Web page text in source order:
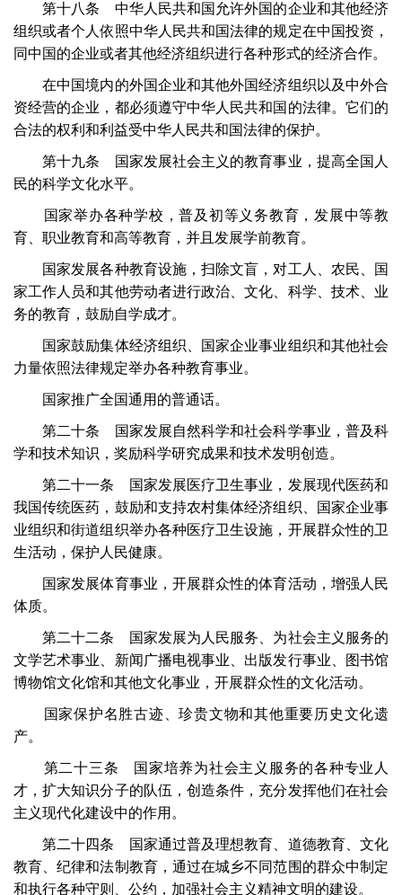
第十八条 中华人民共和国允许外国的企业和其他经济
组织或者个人依照中华人民共和国法律的规定在中国投资，
同中国的企业或者其他经济组织进行各种形式的经济合作。
在中国境内的外国企业和其他外国经济组织以及中外合
资经营的企业，都必须遵守中华人民共和国的法律。它们的
合法的权利和利益受中华人民共和国法律的保护。
第十九条 国家发展社会主义的教育事业，提高全国人
民的科学文化水平。
国家举办各种学校，普及初等义务教育，发展中等教
育、职业教育和高等教育，并且发展学前教育。
国家发展各种教育设施，扫除文盲，对工人、农民、国
家工作人员和其他劳动者进行政治、文化、科学、技术、业
务的教育，鼓励自学成才。
国家鼓励集体经济组织、国家企业事业组织和其他社会
力量依照法律规定举办各种教育事业。
国家推广全国通用的普通话。
第二十条 国家发展自然科学和社会科学事业，普及科
学和技术知识，奖励科学研究成果和技术发明创造。
第二十一条 国家发展医疗卫生事业，发展现代医药和
我国传统医药，鼓励和支持农村集体经济组织、国家企业事
业组织和街道组织举办各种医疗卫生设施，开展群众性的卫
生活动，保护人民健康。
国家发展体育事业，开展群众性的体育活动，增强人民
体质。
第二十二条 国家发展为人民服务、为社会主义服务的
文学艺术事业、新闻广播电视事业、出版发行事业、图书馆
博物馆文化馆和其他文化事业，开展群众性的文化活动。
国家保护名胜古迹、珍贵文物和其他重要历史文化遗
产。
第二十三条 国家培养为社会主义服务的各种专业人
才，扩大知识分子的队伍，创造条件，充分发挥他们在社会
主义现代化建设中的作用。
第二十四条 国家通过普及理想教育、道德教育、文化
教育、纪律和法制教育，通过在城乡不同范围的群众中制定
和执行各种守则、公约，加强社会主义精神文明的建设。